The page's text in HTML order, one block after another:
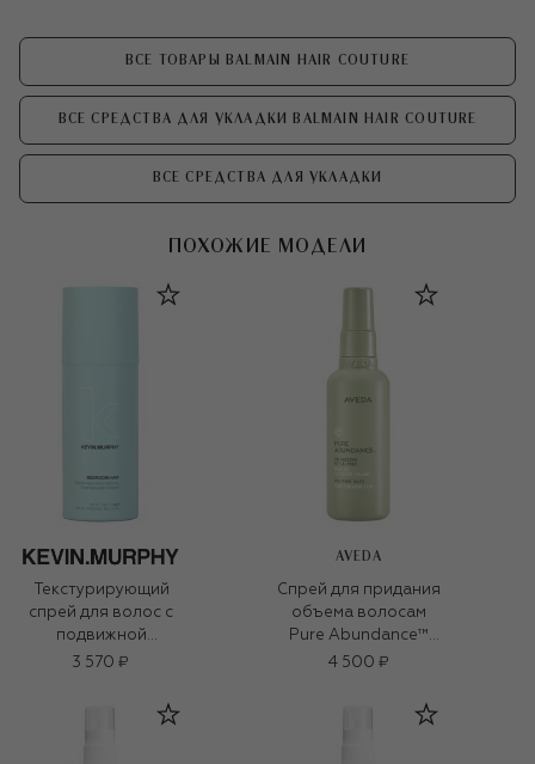
ВСЕ ТОВАРЫ BALMAIN HAIR COUTURE
ВСЕ СРЕДСТВА ДЛЯ УКЛАДКИ BALMAIN HAIR COUTURE
ВСЕ СРЕДСТВА ДЛЯ УКЛАДКИ
ПОХОЖИЕ МОДЕЛИ
Текстурирующий
спрей для волос с
подвижной
фиксацией
3 570 ₽
AVEDA
Спрей для придания
объема волосам
Pure Abundance™
Volumizing Style
4 500 ₽